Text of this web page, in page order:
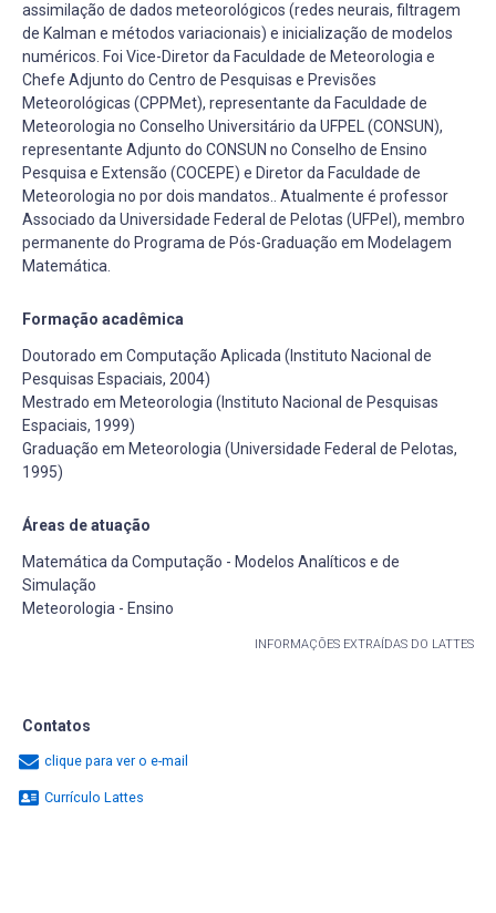
assimilação de dados meteorológicos (redes neurais, filtragem
de Kalman e métodos variacionais) e inicialização de modelos
numéricos. Foi Vice-Diretor da Faculdade de Meteorologia e
Chefe Adjunto do Centro de Pesquisas e Previsões
Meteorológicas (CPPMet), representante da Faculdade de
Meteorologia no Conselho Universitário da UFPEL (CONSUN),
representante Adjunto do CONSUN no Conselho de Ensino
Pesquisa e Extensão (COCEPE) e Diretor da Faculdade de
Meteorologia no por dois mandatos.. Atualmente é professor
Associado da Universidade Federal de Pelotas (UFPel), membro
permanente do Programa de Pós-Graduação em Modelagem
Matemática.
Formação acadêmica
Doutorado em Computação Aplicada (Instituto Nacional de
Pesquisas Espaciais, 2004)
Mestrado em Meteorologia (Instituto Nacional de Pesquisas
Espaciais, 1999)
Graduação em Meteorologia (Universidade Federal de Pelotas,
1995)
Áreas de atuação
Matemática da Computação - Modelos Analíticos e de
Simulação
Meteorologia - Ensino
INFORMAÇÕES EXTRAÍDAS DO LATTES
Contatos
clique para ver o e-mail
Currículo Lattes